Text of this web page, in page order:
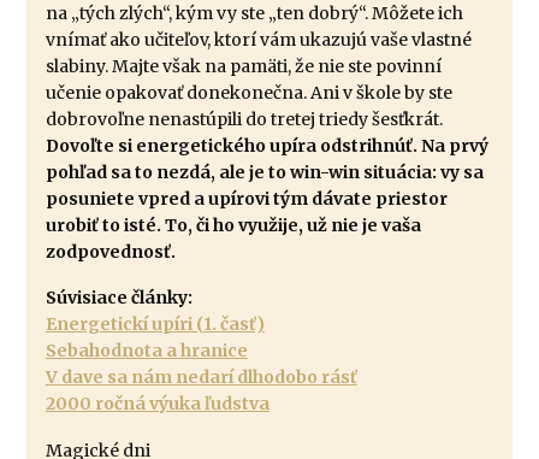
na „tých zlých“, kým vy ste „ten dobrý“. Môžete ich
vnímať ako učiteľov, ktorí vám ukazujú vaše vlastné
slabiny. Majte však na pamäti, že nie ste povinní
učenie opakovať donekonečna. Ani v škole by ste
dobrovoľne nenastúpili do tretej triedy šesťkrát.
Dovoľte si energetického upíra odstrihnúť. Na prvý
pohľad sa to nezdá, ale je to win-win situácia: vy sa
posuniete vpred a upírovi tým dávate priestor
urobiť to isté. To, či ho využije, už nie je vaša
zodpovednosť.
Súvisiace články:
Energetickí upíri (1. časť)
Sebahodnota a hranice
V dave sa nám nedarí dlhodobo rásť
2000 ročná výuka ľudstva
Magické dni